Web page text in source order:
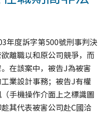
年度訴字第500號刑事判決
離職以和原公司競爭，而
在該案中，被告J為被害
業設計事務；被告J有權
手機操作介面上之標識圖
其代表被害公司赴C國洽